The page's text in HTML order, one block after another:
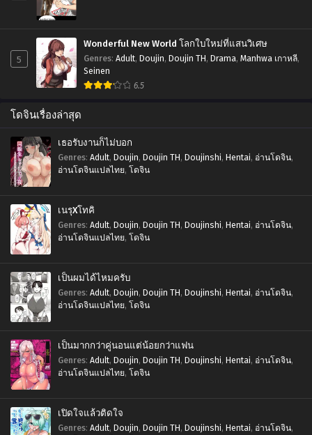
5
Wonderful New World โลกใบใหม่ที่แสนวิเศษ
Genres: Adult, Doujin, Doujin TH , Drama, Manhwa เกาหลี,
Seinen
6.5
โดจินเรื่องล่าสุด
เธอรับงานก็ไม่บอก
Genres: Adult, Doujin, Doujin TH , Doujinshi, Hentai, อ่านโดจิน,
อ่านโดจินแปลไทย, โดจิน
เนรุXโทคิ
Genres: Adult, Doujin, Doujin TH , Doujinshi, Hentai, อ่านโดจิน,
อ่านโดจินแปลไทย, โดจิน
เป็นผมได้ไหมครับ
Genres: Adult, Doujin, Doujin TH , Doujinshi, Hentai, อ่านโดจิน,
อ่านโดจินแปลไทย, โดจิน
เป็นมากกว่าคู่นอนแต่น้อยกว่าแฟน
Genres: Adult, Doujin, Doujin TH , Doujinshi, Hentai, อ่านโดจิน,
อ่านโดจินแปลไทย, โดจิน
เปิดใจแล้วติดใจ
Genres: Adult, Doujin, Doujin TH , Doujinshi, Hentai, อ่านโดจิน,